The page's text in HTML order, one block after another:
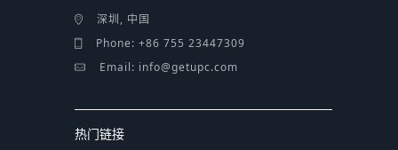
深圳, 中国
Phone: +86 755 23447309
Email: info@getupc.com
热门链接